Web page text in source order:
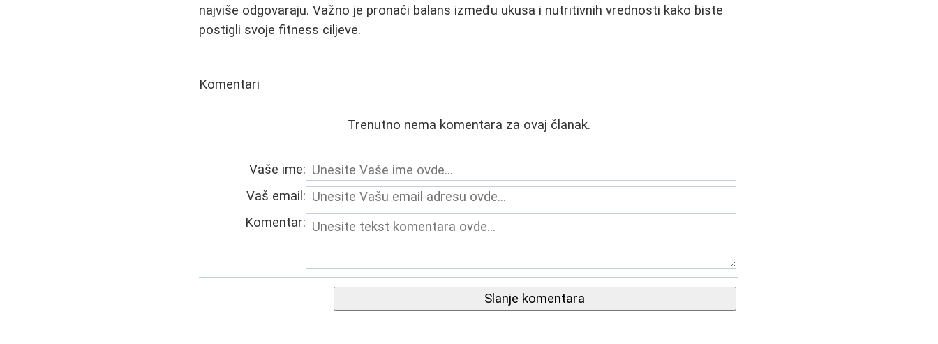
najviše odgovaraju. Važno je pronaći balans između ukusa i nutritivnih vrednosti kako biste
postigli svoje fitness ciljeve.
Komentari
Trenutno nema komentara za ovaj članak.
Vaše ime:
Vaš email:
Komentar:
Slanje komentara